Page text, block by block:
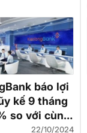
báo lợi
kế 9 tháng
so với cùng
thành 95%
22/10/2024